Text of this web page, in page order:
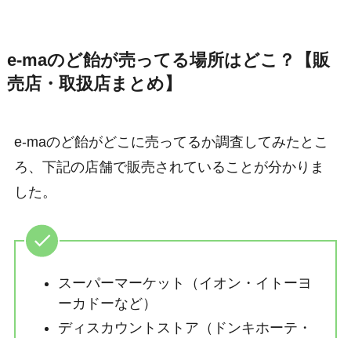
e-maのど飴が売ってる場所はどこ？【販
売店・取扱店まとめ】
e-maのど飴がどこに売ってるか調査してみたとこ
ろ、下記の店舗で販売されていることが分かりま
した。
スーパーマーケット（イオン・イトーヨ
ーカドーなど）
ディスカウントストア（ドンキホーテ・